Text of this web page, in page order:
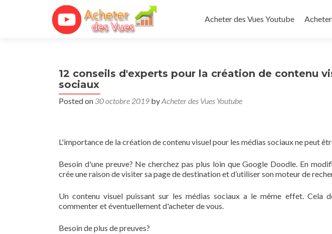
Acheter des Vues Youtube
12 conseils d'experts pour la création de contenu
sociaux
Posted on 30 octobre 2019 byAcheter des Vues Youtube
L'importance de la création de contenu visuel pour les médias sociaux ne peut
Besoin d'une preuve? Ne cherchez pas plus loin que Google Doodle. En
crée une raison de visiter sa page de destination et d’utiliser son moteur de
Un contenu visuel puissant sur les médias sociaux a le même effet. Cela
commenter et éventuellement d'acheter de vous.
Besoin de plus de preuves?